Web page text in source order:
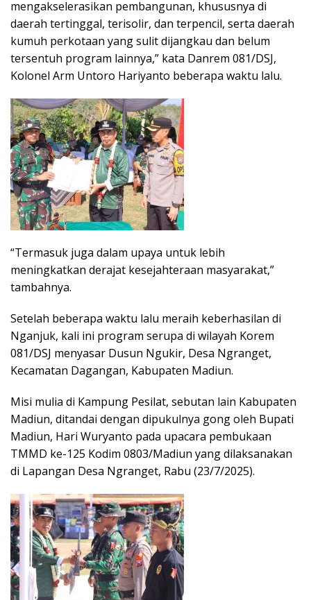
mengakselerasikan pembangunan, khususnya di
daerah tertinggal, terisolir, dan terpencil, serta daerah
kumuh perkotaan yang sulit dijangkau dan belum
tersentuh program lainnya,” kata Danrem 081/DSJ,
Kolonel Arm Untoro Hariyanto beberapa waktu lalu.
“Termasuk juga dalam upaya untuk lebih
meningkatkan derajat kesejahteraan masyarakat,”
tambahnya.
Setelah beberapa waktu lalu meraih keberhasilan di
Nganjuk, kali ini program serupa di wilayah Korem
081/DSJ menyasar Dusun Ngukir, Desa Ngranget,
Kecamatan Dagangan, Kabupaten Madiun.
Misi mulia di Kampung Pesilat, sebutan lain Kabupaten
Madiun, ditandai dengan dipukulnya gong oleh Bupati
Madiun, Hari Wuryanto pada upacara pembukaan
TMMD ke-125 Kodim 0803/Madiun yang dilaksanakan
di Lapangan Desa Ngranget, Rabu (23/7/2025).